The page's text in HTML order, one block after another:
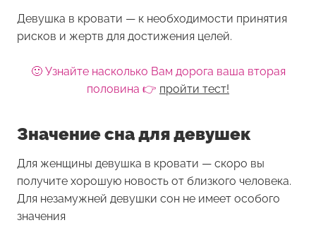
Девушка в кровати — к необходимости принятия
рисков и жертв для достижения целей.
🙂 Узнайте насколько Вам дорога ваша вторая
половина 👉 пройти тест!
Значение сна для девушек
Для женщины девушка в кровати — скоро вы
получите хорошую новость от близкого человека.
Для незамужней девушки сон не имеет особого
значения